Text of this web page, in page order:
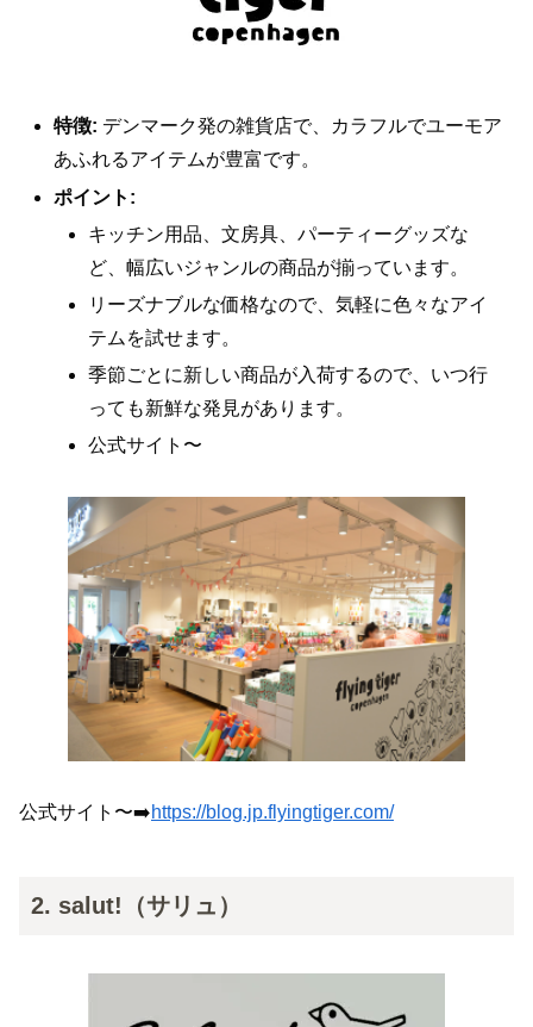
特徴: デンマーク発の雑貨店で、カラフルでユーモア
あふれるアイテムが豊富です。
ポイント:
キッチン用品、文房具、パーティーグッズな
ど、幅広いジャンルの商品が揃っています。
リーズナブルな価格なので、気軽に色々なアイ
テムを試せます。
季節ごとに新しい商品が入荷するので、いつ行
っても新鮮な発見があります。
公式サイト〜
公式サイト〜➡️https://blog.jp.flyingtiger.com/
2. salut!（サリュ）